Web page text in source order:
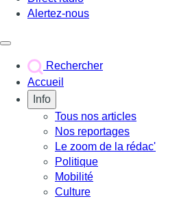
Alertez-nous
Rechercher
Accueil
Info
Tous nos articles
Nos reportages
Le zoom de la rédac'
Politique
Mobilité
Culture